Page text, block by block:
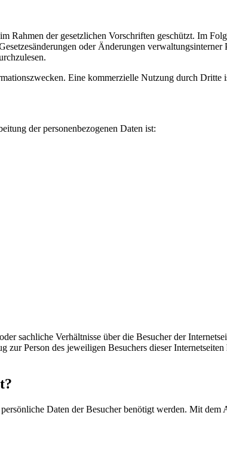
Rahmen der gesetzlichen Vorschriften geschützt. Im
oder Änderungen
Eine kommerzielle Nutzung durch Dritte
der personenbezogenen Daten ist:
sachliche Verhältnisse über die Besucher der
Person des jeweiligen Besuchers dieser
Daten der Besucher benötigt werden. Mit